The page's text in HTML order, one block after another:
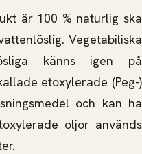
är 100 % naturlig ska
Vegetabiliska
känns igen på
etoxylerade (Peg-)
och kan ha
oljor används